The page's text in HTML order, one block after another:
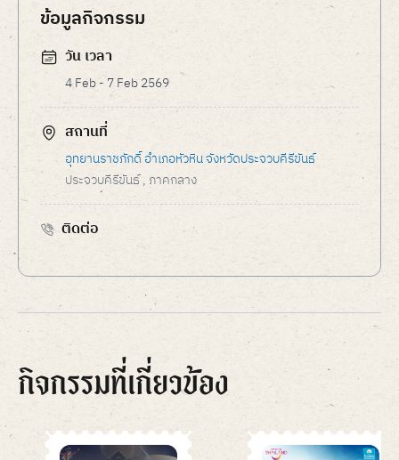
ข้อมูลกิจกรรม
วัน เวลา
4 Feb - 7 Feb 2569
สถานที่
อุทยานราชภักดิ์ อำเภอหัวหิน จังหวัดประจวบคีรีขันธ์
ประจวบคีรีขันธ์, ภาคกลาง
ติดต่อ
กิจกรรมที่เกี่ยวข้อง